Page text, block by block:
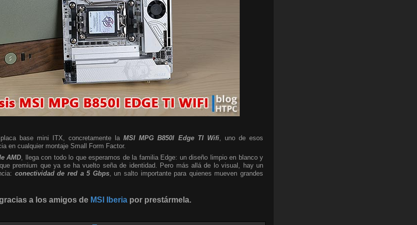
base mini ITX, concretamente laMSI MPG B850I Edge TI Wifi, uno de esos
en cualquier montaje Small Form Factor.
AMD , llega con todo lo que esperamos de la familia Edge: un diseño limpio en blanco y
premium que ya se ha vuelto seña de identidad. Pero más allá de lo visual, hay un
conectividad de red a 5 Gbps, un salto importante para quienes mueven grandes
a los amigos de MSI Iberiapor prestármela.